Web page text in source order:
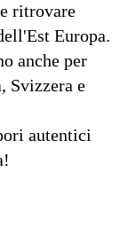
ritrovare
Europa.
anche per
Svizzera e
autentici